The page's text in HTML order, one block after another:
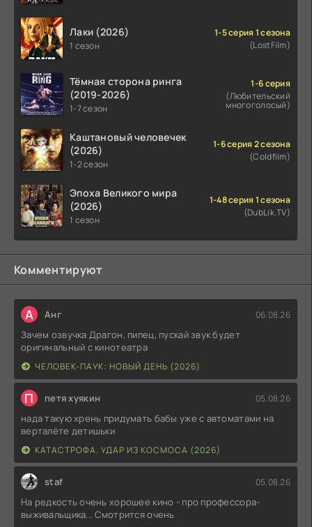
Лаки (2026)
1 сезон
1-5 серия 1 сезона
(LostFilm)
Тёмная сторона ринга
(2019-2026)
1-7 сезон
1-6 серия
(Любительский
многоголосый)
Каштановый человечек
(2026)
1-2 сезон
1-6 серия 2 сезона
(Coldfilm)
Эпоха Великого мира
(2026)
1 сезон
1-48 серия 1 сезона
(DubLik.TV)
Комментируют
А Анг 06.08.26
Зачем озвучка Драгон, пипец, пускай звук будет
оригинальный с кинотеатра
ЧЕЛОВЕК-ПАУК: НОВЫЙ ДЕНЬ (2026)
П петя хуякин 05.08.26
нада такую хрень придумать бабы уже с автоматами на
верталёте детишьки
КАТАСТРОФА. УДАР ИЗ КОСМОСА (2026)
staf 05.08.26
На редкость очень хорошее кино - про профессора-
выживальщика... Смотрится очень